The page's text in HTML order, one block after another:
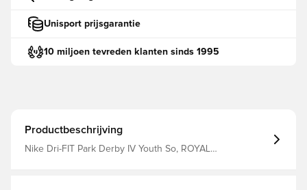
Unisport prijsgarantie
10 miljoen tevreden klanten sinds 1995
Productbeschrijving
Nike Dri-FIT Park Derby IV Youth So, ROYAL